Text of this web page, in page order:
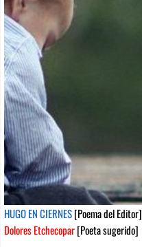
HUGO EN CIERNES[Poema del Editor]
Dolores Etchecopar[Poeta sugerido]